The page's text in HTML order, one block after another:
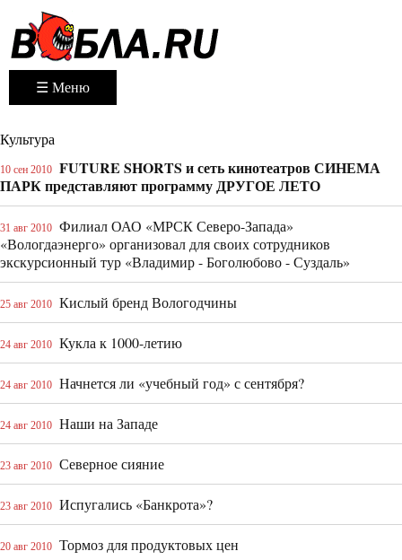
☰ Меню
Культура
10 сен 2010 FUTURE SHORTS и сеть кинотеатров СИНЕМА
ПАРК представляют программу ДРУГОЕ ЛЕТО
31 авг 2010 Филиал ОАО «МРСК Северо-Запада»
«Вологдаэнерго» организовал для своих сотрудников
экскурсионный тур «Владимир - Боголюбово - Суздаль»
25 авг 2010 Кислый бренд Вологодчины
24 авг 2010 Кукла к 1000-­летию
24 авг 2010 Начнется ли «учебный год» с сентября?
24 авг 2010 Наши на Западе
23 авг 2010 Северное сияние
23 авг 2010 Испугались «Банкрота»?
20 авг 2010 Тормоз для продуктовых цен